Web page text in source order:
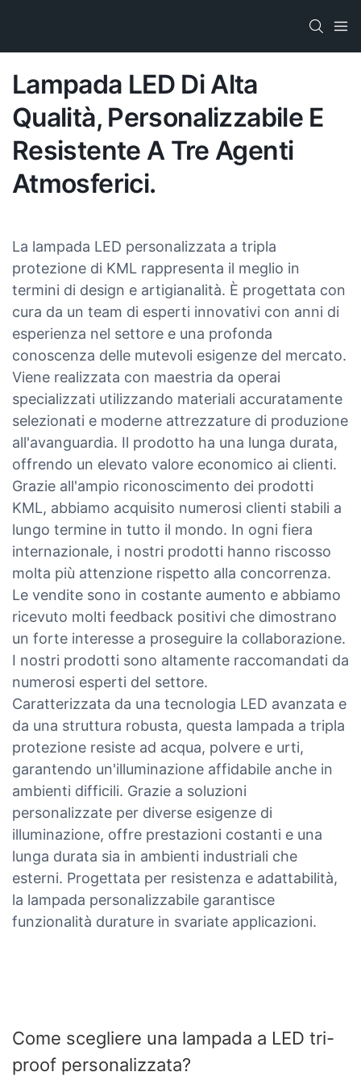
Lampada LED Di Alta
Qualità, Personalizzabile E
Resistente A Tre Agenti
Atmosferici.
La lampada LED personalizzata a tripla
protezione di KML rappresenta il meglio in
termini di design e artigianalità. È progettata con
cura da un team di esperti innovativi con anni di
esperienza nel settore e una profonda
conoscenza delle mutevoli esigenze del mercato.
Viene realizzata con maestria da operai
specializzati utilizzando materiali accuratamente
selezionati e moderne attrezzature di produzione
all'avanguardia. Il prodotto ha una lunga durata,
offrendo un elevato valore economico ai clienti.
Grazie all'ampio riconoscimento dei prodotti
KML, abbiamo acquisito numerosi clienti stabili a
lungo termine in tutto il mondo. In ogni fiera
internazionale, i nostri prodotti hanno riscosso
molta più attenzione rispetto alla concorrenza.
Le vendite sono in costante aumento e abbiamo
ricevuto molti feedback positivi che dimostrano
un forte interesse a proseguire la collaborazione.
I nostri prodotti sono altamente raccomandati da
numerosi esperti del settore.
Caratterizzata da una tecnologia LED avanzata e
da una struttura robusta, questa lampada a tripla
protezione resiste ad acqua, polvere e urti,
garantendo un'illuminazione affidabile anche in
ambienti difficili. Grazie a soluzioni
personalizzate per diverse esigenze di
illuminazione, offre prestazioni costanti e una
lunga durata sia in ambienti industriali che
esterni. Progettata per resistenza e adattabilità,
la lampada personalizzabile garantisce
funzionalità durature in svariate applicazioni.
Come scegliere una lampada a LED tri-
proof personalizzata?